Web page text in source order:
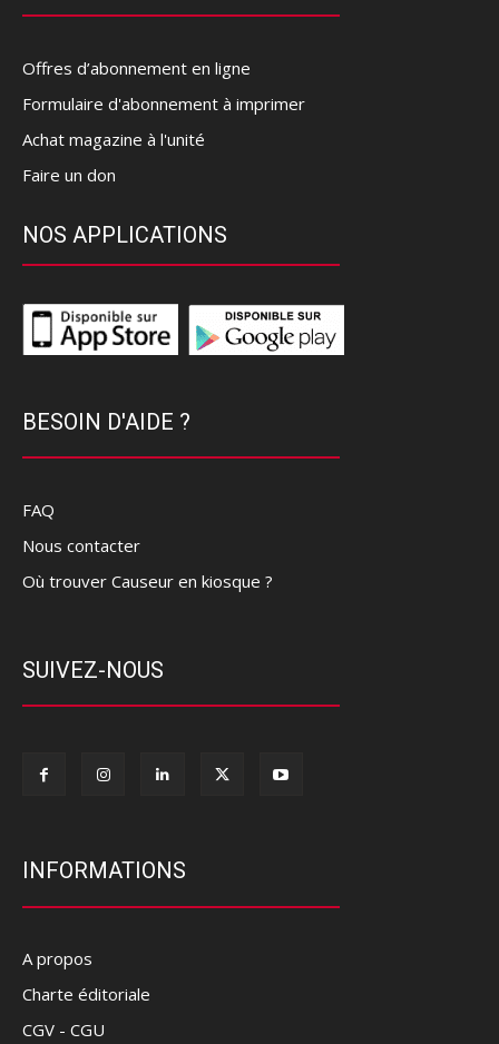
Offres d’abonnement en ligne
Formulaire d'abonnement à imprimer
Achat magazine à l'unité
Faire un don
NOS APPLICATIONS
BESOIN D'AIDE ?
FAQ
Nous contacter
Où trouver Causeur en kiosque ?
SUIVEZ-NOUS
INFORMATIONS
A propos
Charte éditoriale
CGV - CGU